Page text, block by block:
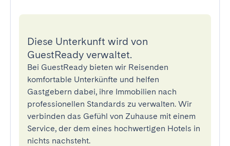
Diese Unterkunft wird von
GuestReady verwaltet.
Bei GuestReady bieten wir Reisenden
komfortable Unterkünfte und helfen
Gastgebern dabei, ihre Immobilien nach
professionellen Standards zu verwalten. Wir
verbinden das Gefühl von Zuhause mit einem
Service, der dem eines hochwertigen Hotels in
nichts nachsteht.